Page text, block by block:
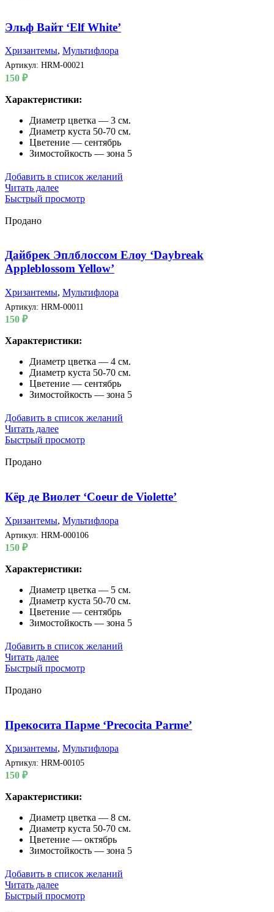
Эльф Вайт ‘Elf White’
Хризантемы, Мультифлора
Артикул: HRM-00021
150 ₽
Характеристики:
Диаметр цветка — 3 см.
Диаметр куста 50-70 см.
Цветение — сентябрь
Зимостойкость — зона 5
Добавить в список желаний
Читать далее
Быстрый просмотр
Продано
Дайбрек Эплблоссом Елоу ‘Daybreak
Appleblossom Yellow’
Хризантемы, Мультифлора
Артикул: HRM-00011
150 ₽
Характеристики:
Диаметр цветка — 4 см.
Диаметр куста 50-70 см.
Цветение — сентябрь
Зимостойкость — зона 5
Добавить в список желаний
Читать далее
Быстрый просмотр
Продано
Кёр де Виолет ‘Coeur de Violette’
Хризантемы, Мультифлора
Артикул: HRM-000106
150 ₽
Характеристики:
Диаметр цветка — 5 см.
Диаметр куста 50-70 см.
Цветение — сентябрь
Зимостойкость — зона 5
Добавить в список желаний
Читать далее
Быстрый просмотр
Продано
Прекосита Парме ‘Precocita Parme’
Хризантемы, Мультифлора
Артикул: HRM-00105
150 ₽
Характеристики:
Диаметр цветка — 8 см.
Диаметр куста 50-70 см.
Цветение — октябрь
Зимостойкость — зона 5
Добавить в список желаний
Читать далее
Быстрый просмотр